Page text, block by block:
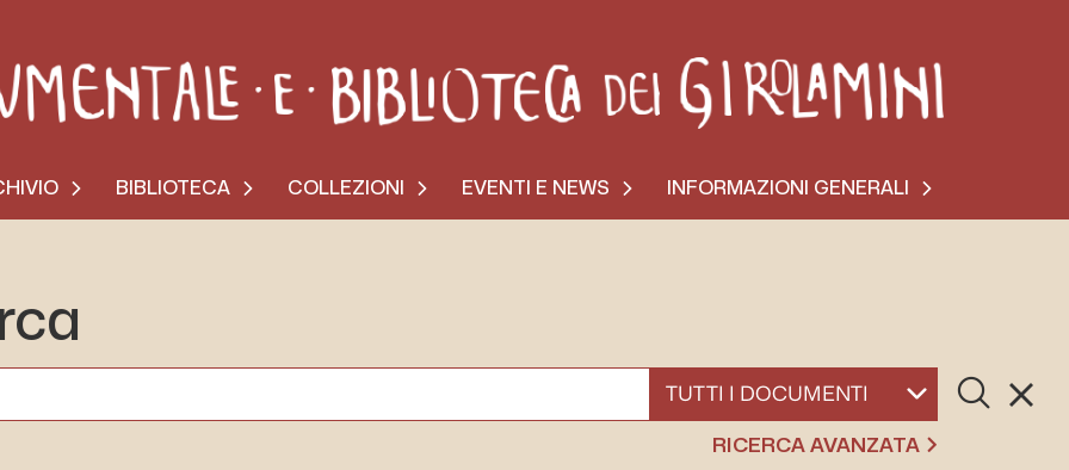
BIBLIOTECA COLLEZIONI EVENTI E NEWS INFORMAZIONI GENERALI
SELEZIONA UN DOCUMENTO
Cerca
RICERCA AVANZATA